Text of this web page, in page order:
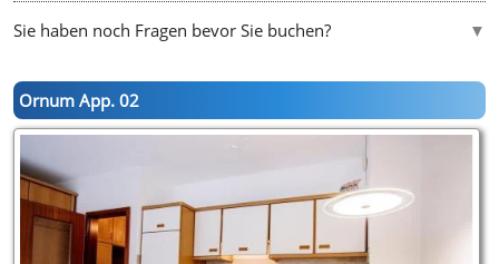
Sie haben noch Fragen bevor Sie buchen?
Ornum App. 02